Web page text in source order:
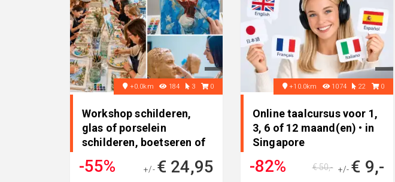
+0.0km 184 3 0
Workshop schilderen,
glas of porselein
schilderen, boetseren of
kerami..
-55% +/- € 24,95
+10.0km 1074 22 0
Online taalcursus voor 1,
3, 6 of 12 maand(en) • in
Singapore
-82% +/- € 9,-
€ 50,-